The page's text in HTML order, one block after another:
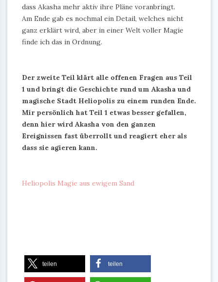
dass Akasha mehr aktiv ihre Pläne voranbringt.
Am Ende gab es nochmal ein Detail, welches nicht
ganz erklärt wird, aber in einer Welt voller Magie
finde ich das in Ordnung.
Der zweite Teil klärt alle offenen Fragen aus Teil
1 und bringt die Geschichte rund um Akasha und
magische Stadt Heliopolis zu einem runden Ende.
Mir persönlich hat Teil 1 etwas besser gefallen,
denn hier wird Akasha von den ganzen
Ereignissen fast überrollt und reagiert eher als
dass sie agieren kann.
Heliopolis Magie aus ewigem Sand
teilen teilen